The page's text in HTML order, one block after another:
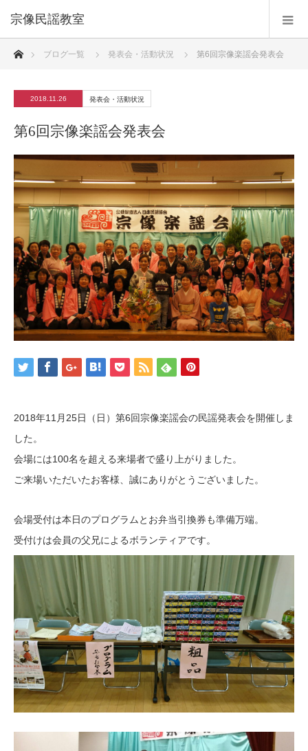
宗像民謡教室
ホームブログ一覧 発表会・活動状況 第6回宗像楽謡会発表会
2018.11.26 発表会・活動状況
第6回宗像楽謡会発表会
2018年11月25日（日）第6回宗像楽謡会の民謡発表会を開催しま
した。
会場には100名を超える来場者で盛り上がりました。
ご来場いただいたお客様、誠にありがとうございました。
会場受付は本日のプログラムとお弁当引換券も準備万端。
受付けは会員の父兄によるボランティアです。